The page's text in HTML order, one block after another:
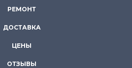
РЕМОНТ
ДОСТАВКА
ЦЕНЫ
ОТЗЫВЫ